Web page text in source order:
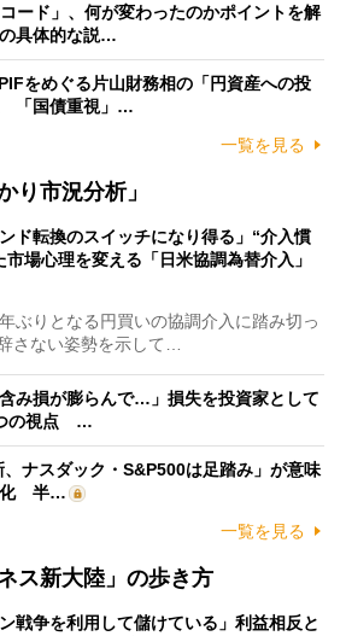
ード」、何が変わったのかポイントを解
具体的な説…
をめぐる片山財務相の「円資産への投
「国債重視」…
一覧を見る
り市況分析」
ンド転換のスイッチになり得る」“介入慣
市場心理を変える「日米協調為替介入」
ぶりとなる円買いの協調介入に踏み切っ
さない姿勢を示して…
含み損が膨らんで…」損失を投資家として
の視点 …
、ナスダック・S&P500は足踏み」が意味
化 半…
一覧を見る
ス新大陸」の歩き方
ン戦争を利用して儲けている」利益相反と